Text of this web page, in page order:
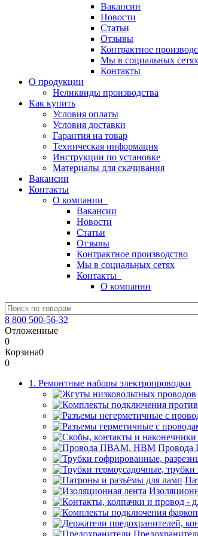
Вакансии
Новости
Статьи
Отзывы
Контрактное
Мы в социальных сетях
Контакты
О продукции
Неликвиды производства
Как купить
Условия оплаты
Условия доставки
Гарантия на товар
Техническая информация
Инструкции по установке
Материалы для скачивания
Вакансии
Контакты
О компании
Вакансии
Новости
Статьи
Отзывы
Контрактное производство
Мы в социальных сетях
Контакты
О компании
8 800 500-56-32
Отложенные
0
Корзина0
0
1. Ремонтные наборы электропроводки